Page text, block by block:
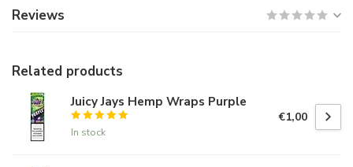
Reviews
Related products
Juicy Jays Hemp Wraps Purple
In stock
€1,00